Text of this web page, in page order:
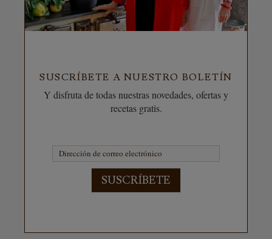
SUSCRÍBETE A NUESTRO BOLETÍN
Y disfruta de todas nuestras novedades, ofertas y
recetas gratis.
SUSCRÍBETE